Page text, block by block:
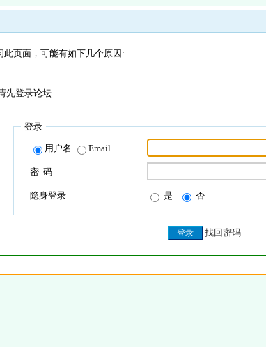
页面，可能有如下几个原因:
先登录论坛
登录
用户名 Email
密 码
隐身登录 是 否
找回密码